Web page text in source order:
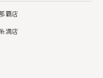
覇店
満店